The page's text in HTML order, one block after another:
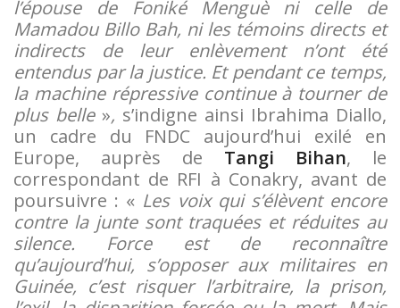
l’épouse de Foniké Menguè ni celle de
Mamadou Billo Bah, ni les témoins directs et
indirects de leur enlèvement n’ont été
entendus par la justice. Et pendant ce temps,
la machine répressive continue à tourner de
plus belle», s’indigne ainsi Ibrahima Diallo,
un cadre du FNDC aujourd’hui exilé en
Europe, auprès de Tangi Bihan, le
correspondant de RFI à Conakry, avant de
poursuivre : « Les voix qui s’élèvent encore
contre la junte sont traquées et réduites au
silence. Force est de reconnaître
qu’aujourd’hui, s’opposer aux militaires en
Guinée, c’est risquer l’arbitraire, la prison,